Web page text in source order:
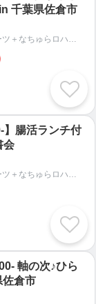
ついて】
同市育ち
幼少期よりバ
生の時にブラ
まで続けてい
ｍlありまし
、私の専門は
千葉県佐倉市
】腸活ランチ付
会
【市川ロースイーツ＋なちゅらロハス】宇宙おむすび・季節の手しごと・発酵・腸活ロースイーツメソッド®｜千葉県市川市｜natur-aloha-s
軸の次♪ひら
佐倉市